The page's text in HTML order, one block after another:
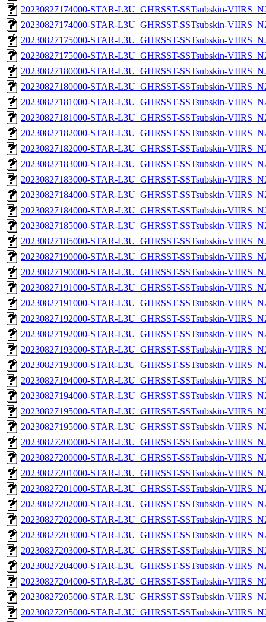
20230827174000-STAR-L3U_GHRSST-SSTsubskin-
20230827174000-STAR-L3U_GHRSST-SSTsubskin-
20230827175000-STAR-L3U_GHRSST-SSTsubskin-
20230827175000-STAR-L3U_GHRSST-SSTsubskin-
20230827180000-STAR-L3U_GHRSST-SSTsubskin-
20230827180000-STAR-L3U_GHRSST-SSTsubskin-
20230827181000-STAR-L3U_GHRSST-SSTsubskin-
20230827181000-STAR-L3U_GHRSST-SSTsubskin-
20230827182000-STAR-L3U_GHRSST-SSTsubskin-
20230827182000-STAR-L3U_GHRSST-SSTsubskin-
20230827183000-STAR-L3U_GHRSST-SSTsubskin-
20230827183000-STAR-L3U_GHRSST-SSTsubskin-
20230827184000-STAR-L3U_GHRSST-SSTsubskin-
20230827184000-STAR-L3U_GHRSST-SSTsubskin-
20230827185000-STAR-L3U_GHRSST-SSTsubskin-
20230827185000-STAR-L3U_GHRSST-SSTsubskin-
20230827190000-STAR-L3U_GHRSST-SSTsubskin-
20230827190000-STAR-L3U_GHRSST-SSTsubskin-
20230827191000-STAR-L3U_GHRSST-SSTsubskin-
20230827191000-STAR-L3U_GHRSST-SSTsubskin-
20230827192000-STAR-L3U_GHRSST-SSTsubskin-
20230827192000-STAR-L3U_GHRSST-SSTsubskin-
20230827193000-STAR-L3U_GHRSST-SSTsubskin-
20230827193000-STAR-L3U_GHRSST-SSTsubskin-
20230827194000-STAR-L3U_GHRSST-SSTsubskin-
20230827194000-STAR-L3U_GHRSST-SSTsubskin-
20230827195000-STAR-L3U_GHRSST-SSTsubskin-
20230827195000-STAR-L3U_GHRSST-SSTsubskin-
20230827200000-STAR-L3U_GHRSST-SSTsubskin-
20230827200000-STAR-L3U_GHRSST-SSTsubskin-
20230827201000-STAR-L3U_GHRSST-SSTsubskin-
20230827201000-STAR-L3U_GHRSST-SSTsubskin-
20230827202000-STAR-L3U_GHRSST-SSTsubskin-
20230827202000-STAR-L3U_GHRSST-SSTsubskin-
20230827203000-STAR-L3U_GHRSST-SSTsubskin-
20230827203000-STAR-L3U_GHRSST-SSTsubskin-
20230827204000-STAR-L3U_GHRSST-SSTsubskin-
20230827204000-STAR-L3U_GHRSST-SSTsubskin-
20230827205000-STAR-L3U_GHRSST-SSTsubskin-
20230827205000-STAR-L3U_GHRSST-SSTsubskin-